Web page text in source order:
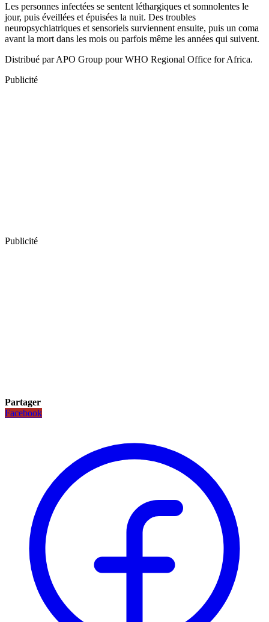
Les personnes infectées se sentent léthargiques et somnolentes le
jour, puis éveillées et épuisées la nuit. Des troubles
neuropsychiatriques et sensoriels surviennent ensuite, puis un coma
avant la mort dans les mois ou parfois même les années qui suivent.
Distribué par APO Group pour WHO Regional Office for Africa.
Publicité
Publicité
Partager
Facebook